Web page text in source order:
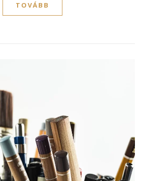
TOVÁBB